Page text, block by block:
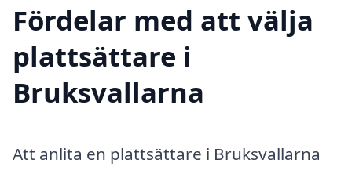
Fördelar med att välja
plattsättare i
Bruksvallarna
Att anlita en plattsättare i Bruksvallarna